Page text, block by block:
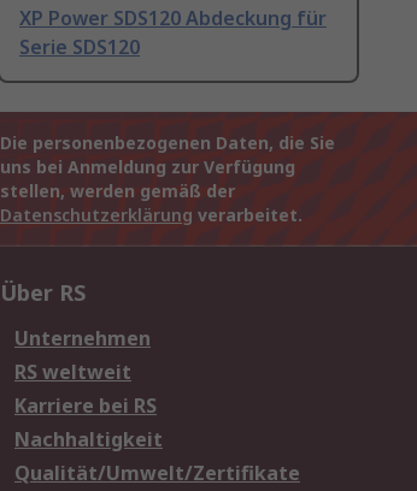
XP Power SDS120 Abdeckung für
Serie SDS120
Die personenbezogenen Daten, die Sie
uns bei Anmeldung zur Verfügung
stellen, werden gemäß der
Datenschutzerklärung verarbeitet.
Über RS
Unternehmen
RS weltweit
Karriere bei RS
Nachhaltigkeit
Qualität/Umwelt/Zertifikate